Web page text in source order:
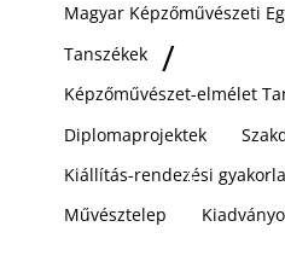
Magyar Képzőművészeti
Tanszékek
Képzőművészet-elmélet
Diplomaprojektek
Kiállítás-rendezési
Művésztelep